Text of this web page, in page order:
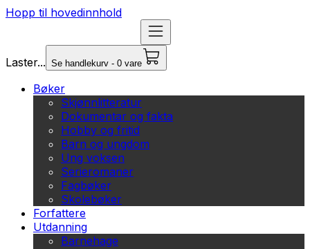
Hopp til hovedinnhold
Laster... Se handlekurv - 0 vare
Bøker
Skjønnlitteratur
Dokumentar og fakta
Hobby og fritid
Barn og ungdom
Ung voksen
Serieromaner
Fagbøker
Skolebøker
Forfattere
Utdanning
Barnehage